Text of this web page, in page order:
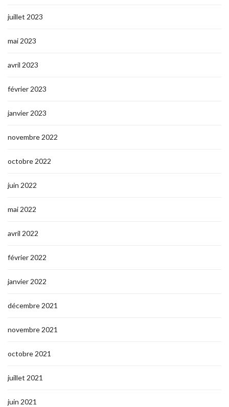
juillet 2023
mai 2023
avril 2023
février 2023
janvier 2023
novembre 2022
octobre 2022
juin 2022
mai 2022
avril 2022
février 2022
janvier 2022
décembre 2021
novembre 2021
octobre 2021
juillet 2021
juin 2021